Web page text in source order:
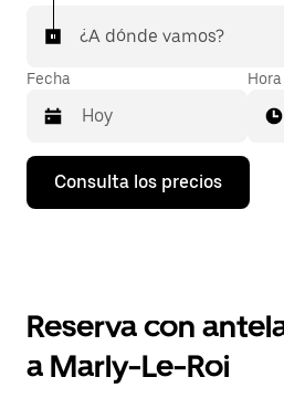
¿A dónde vamos?
Fecha
Pulsa
flecha
calendario
seleccionar
Hora
Consulta los precios
Reserva con
a Marly-Le-Roi